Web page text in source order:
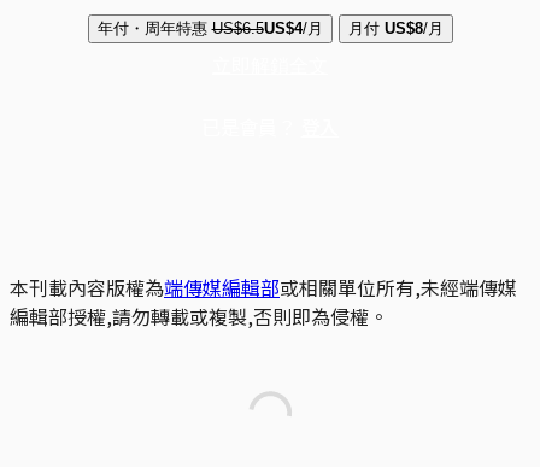
年付・周年特惠 US$6.5US$4/月 月付 US$8/月
本刊載內容版權為端傳媒編輯部或相關單位所有,未經端傳媒
編輯部授權,請勿轉載或複製,否則即為侵權。